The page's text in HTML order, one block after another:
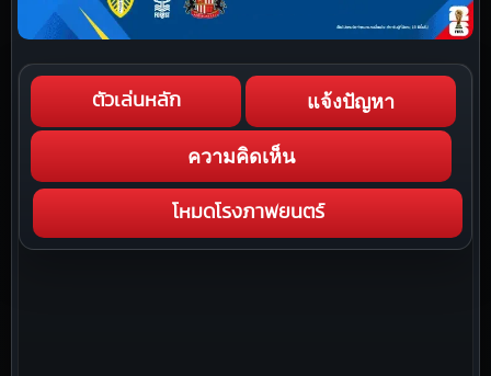
ตัวเล่นหลัก แจ้งปัญหา
ความคิดเห็น
โหมดโรงภาพยนตร์